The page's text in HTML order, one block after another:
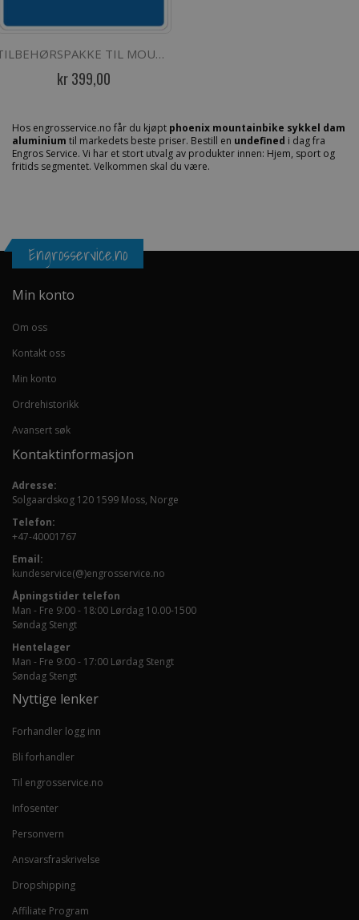
TILBEHØRSPAKKE TIL MOUNTAIN BIKE/ TERRENGSYKLER 26-29"
kr 399,00
Hos engrosservice.no får du kjøpt phoenix mountainbike sykkel dam
aluminium til markedets beste priser. Bestill en undefined i dag fra
Engros Service. Vi har et stort utvalg av produkter innen: Hjem, sport og
fritids segmentet. Velkommen skal du være.
Engrosservice.no
Min konto
Om oss
Kontakt oss
Min konto
Ordrehistorikk
Avansert søk
Kontaktinformasjon
Adresse:
Solgaardskog 120 1599 Moss, Norge
Telefon:
+47-40001767
Email:
kundeservice(@)engrosservice.no
Åpningstider telefon
Man - Fre 9:00 - 18:00 Lørdag 10.00-1500
Søndag Stengt
Hentelager
Man - Fre 9:00 - 17:00 Lørdag Stengt
Søndag Stengt
Nyttige lenker
Forhandler logg inn
Bli forhandler
Til engrosservice.no
Infosenter
Personvern
Ansvarsfraskrivelse
Dropshipping
Affiliate Program